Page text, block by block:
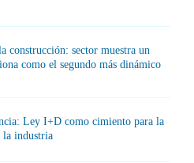
construcción: sector muestra un
como el segundo más dinámico
Ley I+D como cimiento para la
la industria